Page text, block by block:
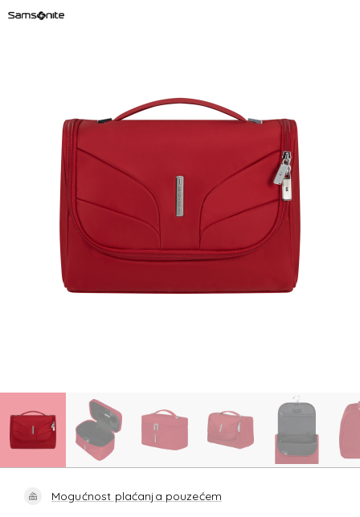
Mogućnost plaćanja pouzećem